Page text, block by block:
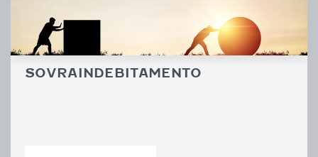
SOVRAINDEBITAMENTO